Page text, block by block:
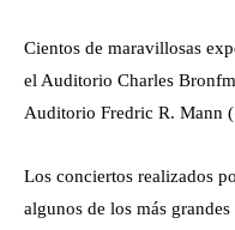
Cientos de maravillosas
el Auditorio Charles
Auditorio Fredric R. Mann
Los conciertos realizados
algunos de los más